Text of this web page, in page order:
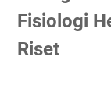
Fisiologi
Riset